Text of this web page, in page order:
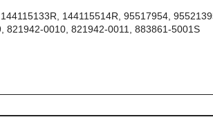
144115514R, 95517954,
821942-0010, 821942-0011, 883861-5001S